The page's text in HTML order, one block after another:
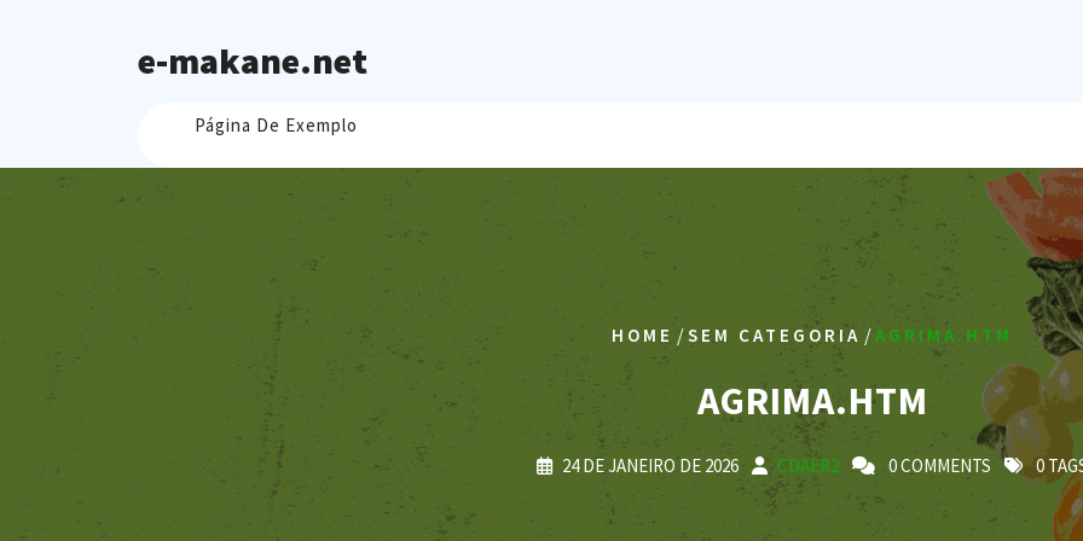
e-makane.net
Página De Exemplo
HOME /SEM CATEGORIA /AGRIMA.HTM
AGRIMA.HTM
24 DE JANEIRO DE 2026 CDAER2 0 COMMENTS 0